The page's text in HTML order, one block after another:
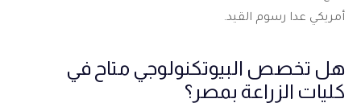
أمريكي عدا رسوم القيد.
هل تخصص البيوتكنولوجي متاح في
كليات الزراعة بمصر؟